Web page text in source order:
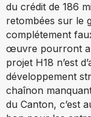
du crédit de 186
retombées sur le
complétement
œuvre pourront
projet H18 n’est
développement
chaînon
du Canton, c’est